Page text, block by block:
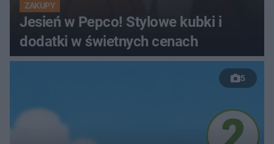
ZAKUPY
Jesień w Pepco! Stylowe kubki i
dodatki w świetnych cenach
5